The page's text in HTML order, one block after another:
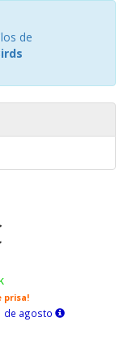
de
prisa!
de agosto